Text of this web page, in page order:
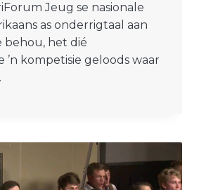
Jeug se nasionale
as onderrigtaal aan
behou, het dié
’n kompetisie geloods waar